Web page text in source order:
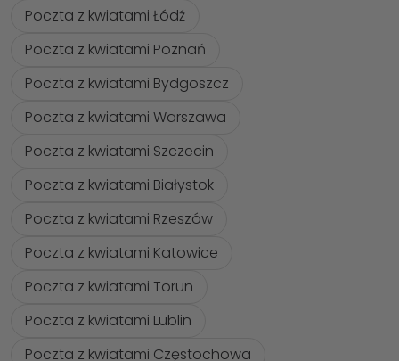
Poczta z kwiatami Łódź
Poczta z kwiatami Poznań
Poczta z kwiatami Bydgoszcz
Poczta z kwiatami Warszawa
Poczta z kwiatami Szczecin
Poczta z kwiatami Białystok
Poczta z kwiatami Rzeszów
Poczta z kwiatami Katowice
Poczta z kwiatami Torun
Poczta z kwiatami Lublin
Poczta z kwiatami Częstochowa